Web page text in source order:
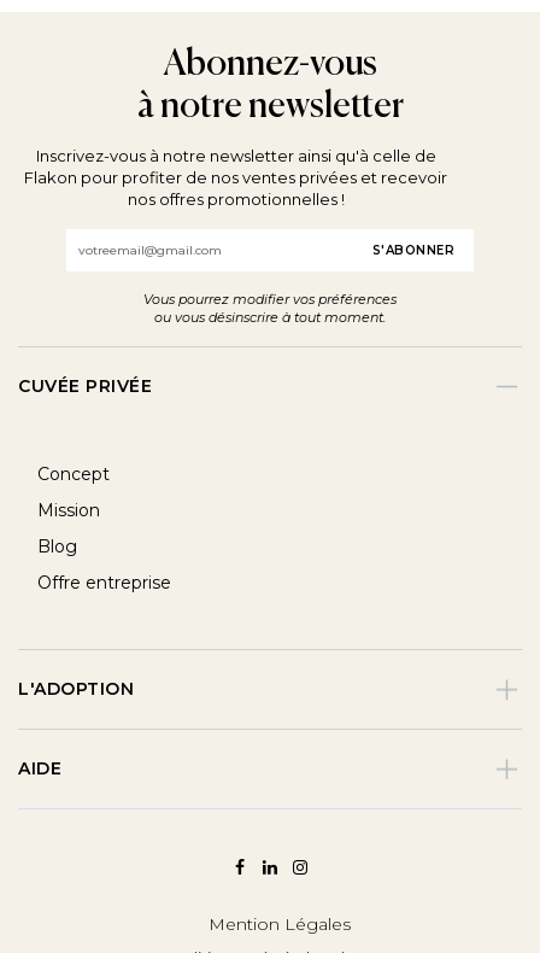
Abonnez-vous
à notre newsletter
Inscrivez-vous à notre newsletter ainsi qu'à celle de
Flakon pour profiter de nos ventes privées et recevoir
nos offres promotionnelles !
Email
Vous pourrez modifier vos préférences
ou vous désinscrire à tout moment.
CUVÉE PRIVÉE
Concept
Mission
Blog
Offre entreprise
L'ADOPTION
AIDE
Mention Légales